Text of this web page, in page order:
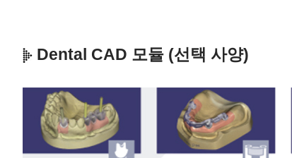
Dental CAD 모듈 (선택 사양)